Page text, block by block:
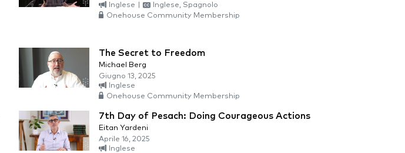
Inglese
Inglese, Spagnolo
Onehouse Community Membership
The Secret to Freedom
Michael Berg
Giugno 13, 2025
Inglese
Onehouse Community Membership
7th Day of Pesach: Doing Courageous Actions
Eitan Yardeni
Aprile 16, 2025
Inglese